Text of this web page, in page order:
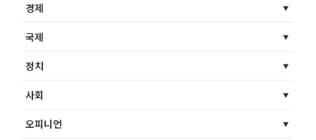
경제
국제
정치
사회
오피니언